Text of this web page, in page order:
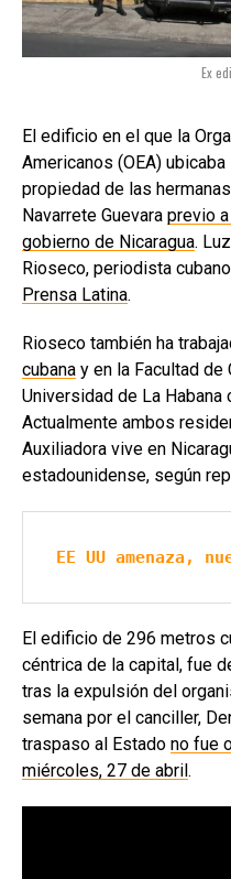
Ex
El edificio en el que la
Americanos (OEA)
propiedad de las
Navarrete Guevara previo
gobierno de Nicaragua.
Rioseco, periodista
Prensa Latina.
Rioseco también ha
cubana y en la Facultad de
Universidad de La
Actualmente ambos
Auxiliadora vive en
estadounidense, según
EE UU amenaza,
El edificio de 296 metros
céntrica de la capital, fue
tras la expulsión del
semana por el canciller,
traspaso al Estado no fue
miércoles, 27 de abril.